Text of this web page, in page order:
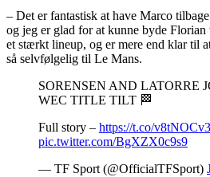
– Det er fantastisk at have Marco
og jeg er glad for at kunne byde
et stærkt lineup, og er mere end klar til
så selvfølgelig til Le Mans.
SORENSEN AND LATORRE
WEC TITLE TILT 🏁
Full story – https://t.co/
pic.twitter.com/BgXZX0c9s9
— TF Sport (@OfficialTFSport)